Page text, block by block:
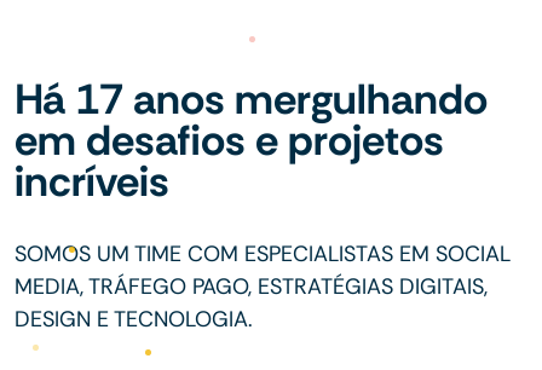
Há 17 anos mergulhando
em desafios e projetos
incríveis
SOMOS UM TIME COM ESPECIALISTAS EM SOCIAL
MEDIA, TRÁFEGO PAGO, ESTRATÉGIAS DIGITAIS,
DESIGN E TECNOLOGIA.